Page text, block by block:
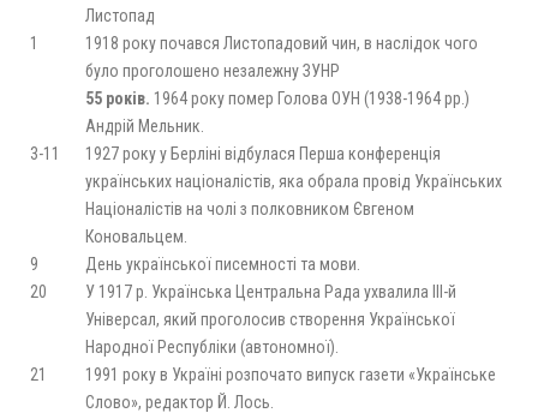
Листопад
1
1918 року почався Листопадовий чин, в наслідок чого
було проголошено незалежну ЗУНР
55 років. 1964 року помер Голова ОУН (1938-1964 рр.)
Андрій Мельник.
3-11
1927 року у Берліні відбулася Перша конференція
українських націоналістів, яка обрала провід Українських
Націоналістів на чолі з полковником Євгеном
Коновальцем.
9
День української писемності та мови.
20
У 1917 р. Українська Центральна Рада ухвалила ІІІ-й
Універсал, який проголосив створення Української
Народної Республіки (автономної).
21
1991 року в Україні розпочато випуск газети «Українське
Слово», редактор Й. Лось.